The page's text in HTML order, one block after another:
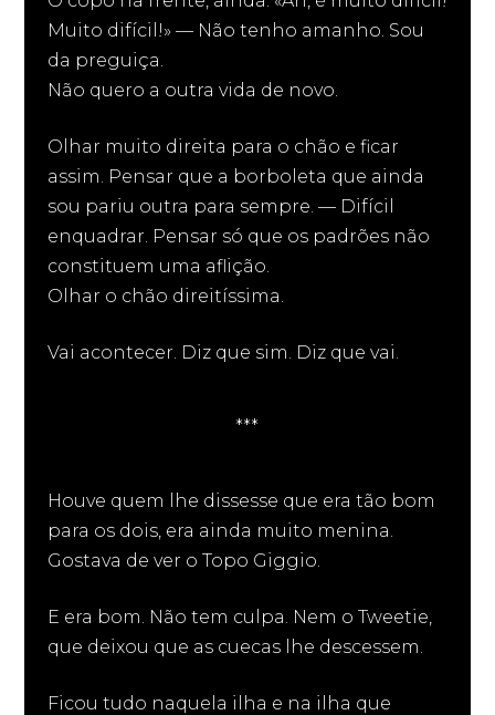
Muito difícil!» — Não tenho amanho. Sou
da preguiça.
Não quero a outra vida de novo.
Olhar muito direita para o chão e ficar
assim. Pensar que a borboleta que ainda
sou pariu outra para sempre. — Difícil
enquadrar. Pensar só que os padrões não
constituem uma aflição.
Olhar o chão direitíssima.
Vai acontecer. Diz que sim. Diz que vai.
***
Houve quem lhe dissesse que era tão bom
para os dois, era ainda muito menina.
Gostava de ver o Topo Giggio.
E era bom. Não tem culpa. Nem o Tweetie,
que deixou que as cuecas lhe descessem.
Ficou tudo naquela ilha e na ilha que